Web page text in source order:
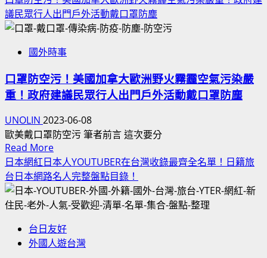
賓
越
南
印
觀
光
愛
台
灣、
旅
客
數
量
增
加、
遊
集
團
氏
騙
局
類
似
SOP
邏
輯
運
作！
友
李
忠
庭！
JACOBS
跟
JOHN
小
名
英
語
暱
稱
英
名
字
about
反
網
YOUTUBER
自
體
名
單
最
完
整
理
盤
點！
議民眾行人出門戶外活動戴口罩防塵
國外時事
口罩防空污！美國加拿大歐洲野火霧霾空氣污染嚴
重！政府建議民眾行人出門戶外活動戴口罩防塵
UNOLIN 2023-06-08
歐美戴口罩防空污 筆者前言 這次要分
Read MoreRead
more
about
口
罩
空
污！
日本網紅日本人YOUTUBER在台灣收錄最齊全名單！日籍旅
台日本網路名人完整盤點目錄！
台日友好
外國人遊台灣